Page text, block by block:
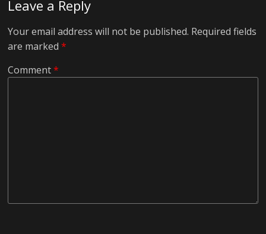
Leave a Reply
Your email address will not be published. Required fields
are marked*
Comment*